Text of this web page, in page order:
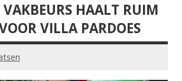
VAKBEURS HAALT RUIM
VILLA PARDOES